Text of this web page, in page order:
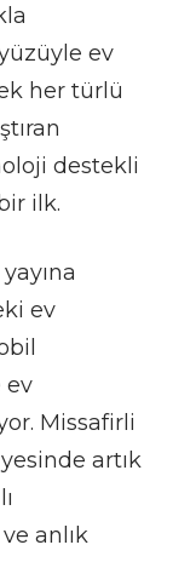
ev
her türlü
destekli
ilk.
ev
ev
Missafirli
artık
anlık